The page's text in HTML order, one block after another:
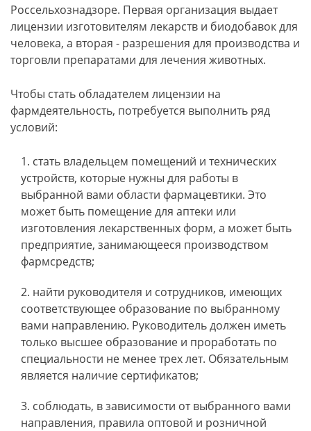
Россельхознадзоре. Первая организация выдает
лицензии изготовителям лекарств и биодобавок для
человека, а вторая - разрешения для производства и
торговли препаратами для лечения животных.
Чтобы стать обладателем лицензии на
фармдеятельность, потребуется выполнить ряд
условий:
стать владельцем помещений и технических
устройств, которые нужны для работы в
выбранной вами области фармацевтики. Это
может быть помещение для аптеки или
изготовления лекарственных форм, а может быть
предприятие, занимающееся производством
фармсредств;
найти руководителя и сотрудников, имеющих
соответствующее образование по выбранному
вами направлению. Руководитель должен иметь
только высшее образование и проработать по
специальности не менее трех лет. Обязательным
является наличие сертификатов;
соблюдать, в зависимости от выбранного вами
направления, правила оптовой и розничной